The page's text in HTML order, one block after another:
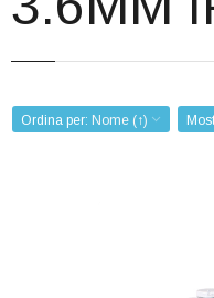
Ordina per: Nome (↑)